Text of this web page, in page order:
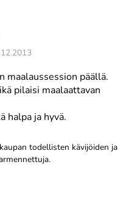
maalaussession päällä.
pilaisi maalaattavan
halpa ja hyvä.
todellisten kävijöiden ja